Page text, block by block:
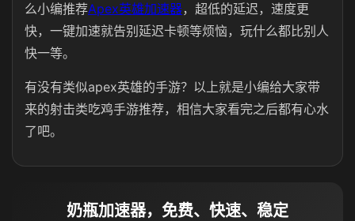
么小编推荐Apex英雄加速器，超低的延迟，速度更
快，一键加速就告别延迟卡顿等烦恼，玩什么都比别人
快一等。
有没有类似apex英雄的手游？以上就是小编给大家带
来的射击类吃鸡手游推荐，相信大家看完之后都有心水
了吧。
奶瓶加速器，免费、快速、稳定